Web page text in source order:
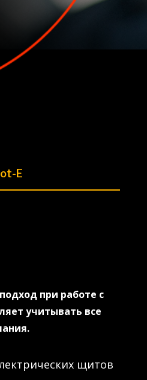
E
при работе с
учитывать все
щитов